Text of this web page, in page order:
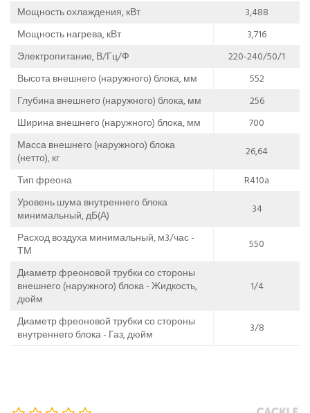
Мощность охлаждения, кВт
3,488
Мощность нагрева, кВт
3,716
Электропитание, В/Гц/Ф
220-240/50/1
Высота внешнего (наружного) блока, мм
552
Глубина внешнего (наружного) блока, мм
256
Ширина внешнего (наружного) блока, мм
700
Масса внешнего (наружного) блока
(нетто), кг
26,64
Тип фреона
R410a
Уровень шума внутреннего блока
минимальный, дБ(А)
34
Расход воздуха минимальный, м3/час -
ТМ
550
Диаметр фреоновой трубки со стороны
внешнего (наружного) блока - Жидкость,
дюйм
1/4
Диаметр фреоновой трубки со стороны
внутреннего блока - Газ, дюйм
3/8